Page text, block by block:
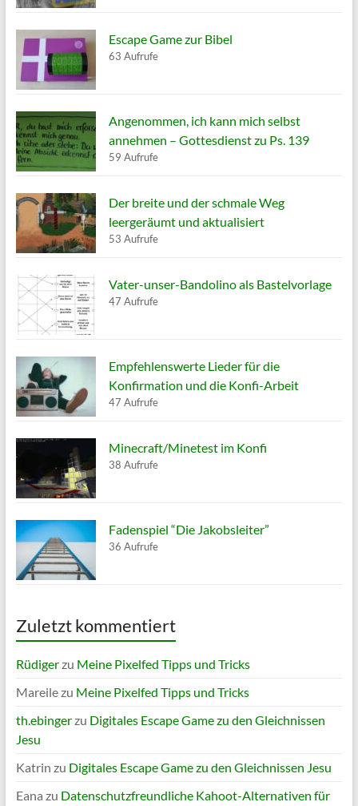
Escape Game zur Bibel
63 Aufrufe
Angenommen, ich kann mich selbst
annehmen – Gottesdienst zu Ps. 139
59 Aufrufe
Der breite und der schmale Weg
leergeräumt und aktualisiert
53 Aufrufe
Vater-unser-Bandolino als Bastelvorlage
47 Aufrufe
Empfehlenswerte Lieder für die
Konfirmation und die Konfi-Arbeit
47 Aufrufe
Minecraft/Minetest im Konfi
38 Aufrufe
Fadenspiel “Die Jakobsleiter”
36 Aufrufe
Zuletzt kommentiert
Rüdigerzu Meine Pixelfed Tipps und Tricks
Mareilezu Meine Pixelfed Tipps und Tricks
th.ebingerzu Digitales Escape Game zu den Gleichnissen
Jesu
Katrin zu Digitales Escape Game zu den Gleichnissen Jesu
Eana zu Datenschutzfreundliche Kahoot-Alternativen für